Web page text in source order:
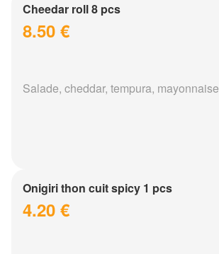
Cheedar roll 8 pcs
8.50 €
Salade, cheddar, tempura, mayonnaise
Onigiri thon cuit spicy 1 pcs
4.20 €